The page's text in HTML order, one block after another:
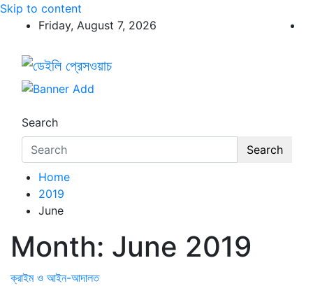
Skip to content
Friday, August 7, 2026
ডেইলি প্রেসওয়াচ
ডেইলি প্রেসওয়াচ মুক্তিযুদ্ধের চেতনায় উদ্বুদ্ধ মুখপত্র
Search
Search
Home
2019
June
Month: June 2019
ক্রাইম ও আইন-আদালত